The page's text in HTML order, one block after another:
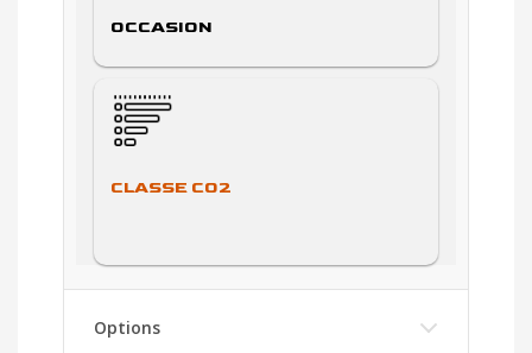
OCCASION
CLASSE CO2
Options